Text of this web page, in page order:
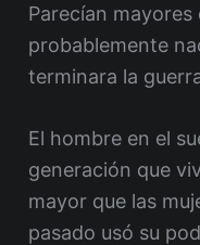
Parecían mayores
probablemente
terminara la
El hombre en el
generación que
mayor que las
pasado usó su